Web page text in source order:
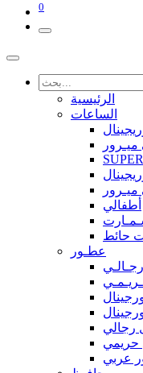
0
الرئيسية
الساعات
أطفالي
حائط
عطـور
رجالي
حريمي
عربي